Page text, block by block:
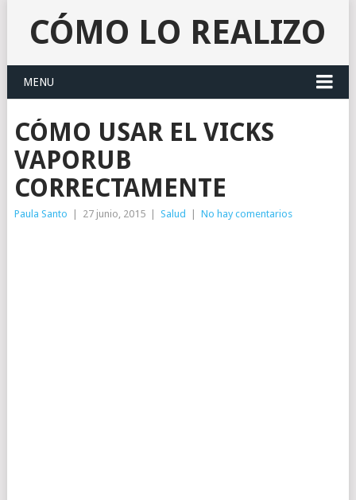
CÓMO LO REALIZO
MENU
CÓMO USAR EL VICKS
VAPORUB
CORRECTAMENTE
Paula Santo 27 junio, 2015 Salud No hay comentarios